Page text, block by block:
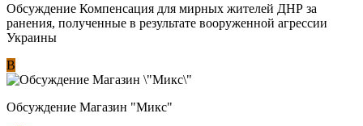
Обсуждение Компенсация для мирных жителей ДНР за
ранения, полученные в результате вооруженной агрессии
Украины
В
Обсуждение Магазин "Микс"